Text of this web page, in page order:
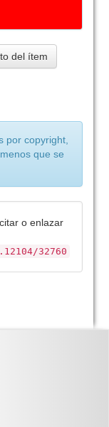
del ítem
por copyright,
que se
o enlazar
32760